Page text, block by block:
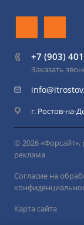
+7 (903)
Заказать
г. Ростов-на-
© 2026 «Форсайт»,
реклама
Согласие на
Карта сайта